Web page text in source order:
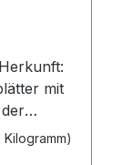
mit
Kilogramm)